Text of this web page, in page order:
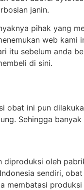
janin.
pihak yang
web kami
itu sebelum anda
di sini.
obat ini pun
Sehingga
oleh
sendiri,
membatasi